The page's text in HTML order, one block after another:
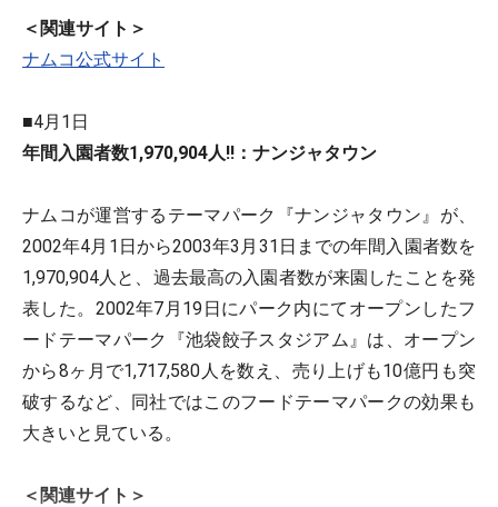
＜関連サイト＞
ナムコ公式サイト
■4月1日
年間入園者数1,970,904人!!：ナンジャタウン
ナムコが運営するテーマパーク『ナンジャタウン』が、
2002年4月1日から2003年3月31日までの年間入園者数を
1,970,904人と、過去最高の入園者数が来園したことを発
表した。2002年7月19日にパーク内にてオープンしたフ
ードテーマパーク『池袋餃子スタジアム』は、オープン
から8ヶ月で1,717,580人を数え、売り上げも10億円も突
破するなど、同社ではこのフードテーマパークの効果も
大きいと見ている。
＜関連サイト＞